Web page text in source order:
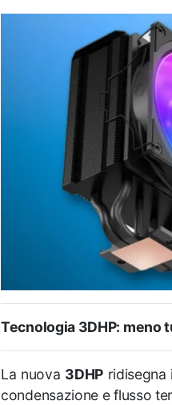
Tecnologia 3DHP: meno
La nuova 3DHPridisegna
condensazione e flusso